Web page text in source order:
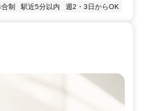
制 駅近5分以内 週2・3日からOK